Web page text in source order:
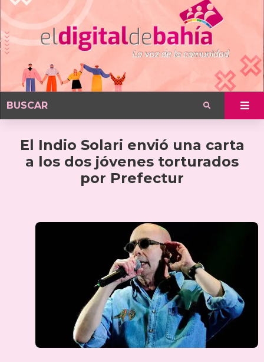
El Indio Solari envió una carta
a los dos jóvenes torturados
por Prefectur